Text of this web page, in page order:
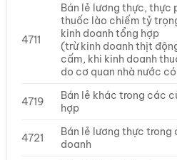
4711
Bán lẻ lương thực, thực
thuốc lào chiếm tỷ
kinh doanh tổng hợp
(trừ kinh doanh thịt
cấm, khi kinh doanh
do cơ quan nhà nước
4719
Bán lẻ khác trong các
hợp
4721
Bán lẻ lương thực trong
doanh